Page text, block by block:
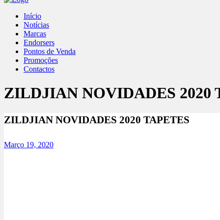
Início
Notícias
Marcas
Endorsers
Pontos de Venda
Promoções
Contactos
ZILDJIAN NOVIDADES 2020
ZILDJIAN NOVIDADES 2020 TAPETES
Março 19, 2020